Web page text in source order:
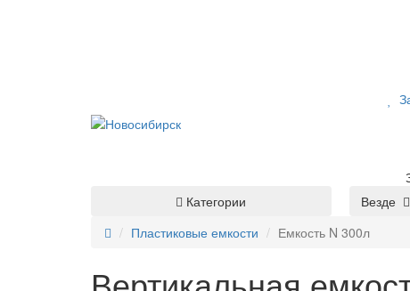
Везде
Категории
Пластиковые емкости
Емкость N 300л